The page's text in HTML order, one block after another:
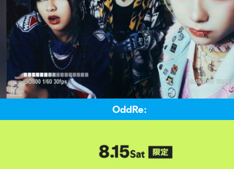
OddRe: